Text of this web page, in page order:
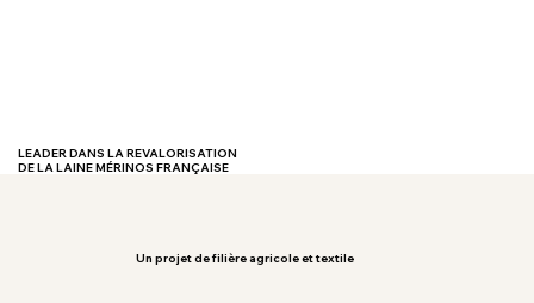
LEADER DANS LA REVALORISATION
DE LA LAINE MÉRINOS FRANÇAISE
Un projet de filière agricole et textile